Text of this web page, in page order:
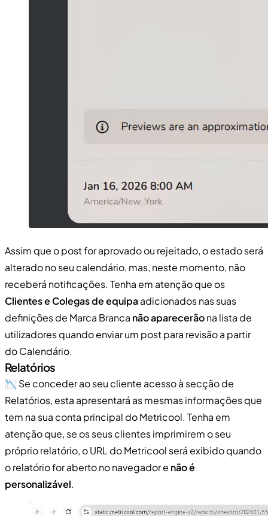
Assim que o post for aprovado ou rejeitado, o estado será
alterado no seu calendário, mas, neste momento, não
receberá notificações. Tenha em atenção que os
Clientes e Colegas de equipaadicionados nas suas
definições de Marca Branca não aparecerãona lista de
utilizadores quando enviar um post para revisão a partir
do Calendário.
Relatórios
📉 Se conceder ao seu cliente acesso à secção de
Relatórios, esta apresentará as mesmas informações que
tem na sua conta principal do Metricool. Tenha em
atenção que, se os seus clientes imprimirem o seu
próprio relatório, o URL do Metricool será exibido quando
o relatório for aberto no navegador e não é
personalizável.